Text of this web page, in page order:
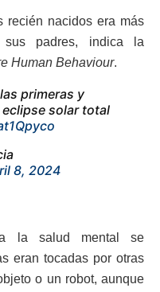
recién nacidos era más
sus padres, indica la
Human Behaviour.
primeras y
solar total
8, 2024
la salud mental se
eran tocadas por otras
o un robot, aunque